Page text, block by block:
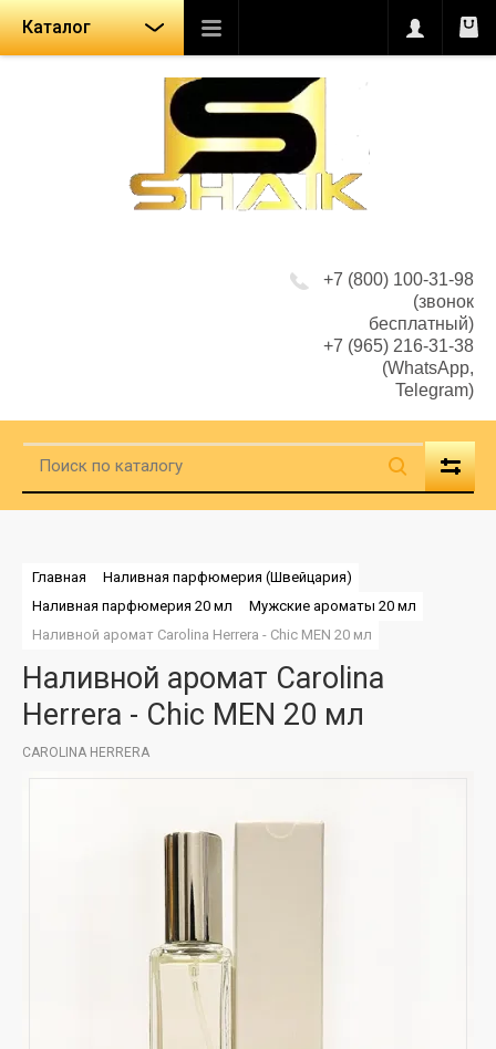
Каталог
+7 (800) 100-31-98
(звонок
бесплатный)
+7 (965) 216-31-38
(WhatsApp,
Telegram)
Главная
Наливная парфюмерия (Швейцария)
Наливная парфюмерия 20 мл
Мужские ароматы 20 мл
Наливной аромат Carolina Herrera - Chic MEN 20 мл
Наливной аромат Carolina
Herrera - Chic MEN 20 мл
CAROLINA HERRERA